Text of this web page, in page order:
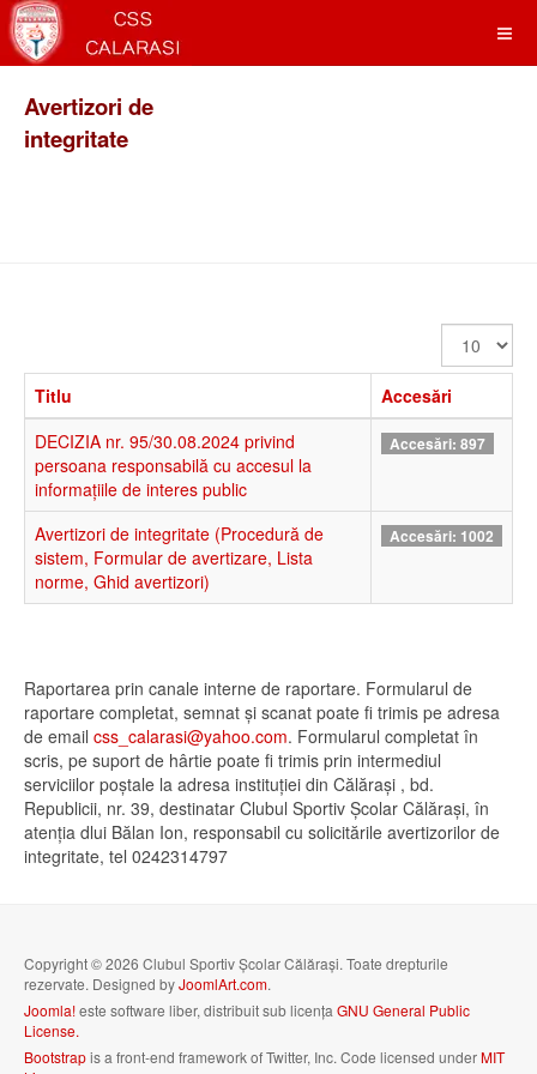
Avertizori de
integritate
Afișare
#
Titlu
Accesări
DECIZIA nr. 95/30.08.2024 privind
persoana responsabilă cu accesul la
informațiile de interes public
Accesări: 897
Avertizori de integritate (Procedură de
sistem, Formular de avertizare, Lista
norme, Ghid avertizori)
Accesări: 1002
Raportarea prin canale interne de raportare. Formularul de
raportare completat, semnat și scanat poate fi trimis pe adresa
de email css_calarasi@yahoo.com. Formularul completat în
scris, pe suport de hârtie poate fi trimis prin intermediul
serviciilor poștale la adresa instituției din Călărași , bd.
Republicii, nr. 39, destinatar Clubul Sportiv Școlar Călărași, în
atenția dlui Bălan Ion, responsabil cu solicitările avertizorilor de
integritate, tel 0242314797
Copyright © 2026 Clubul Sportiv Școlar Călărași. Toate drepturile
rezervate. Designed byJoomlArt.com.
Joomla!este software liber, distribuit sub licența GNU General Public
License.
Bootstrapis a front-end framework of Twitter, Inc. Code licensed underMIT